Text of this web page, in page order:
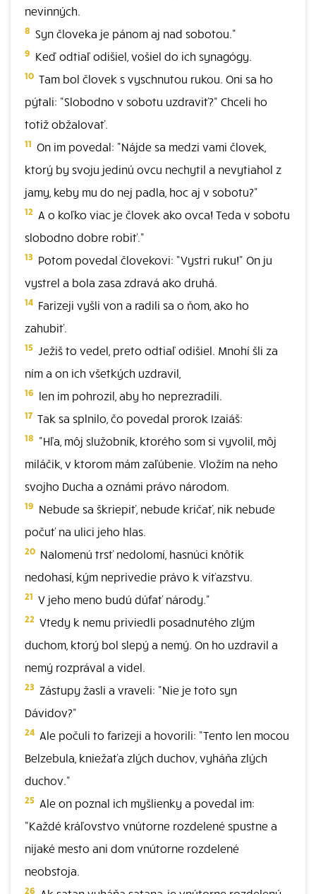
nevinných.
8 Syn človeka je pánom aj nad sobotou."
9 Keď odtiaľ odišiel, vošiel do ich synagógy.
10 Tam bol človek s vyschnutou rukou. Oni sa ho
pýtali: "Slobodno v sobotu uzdraviť?" Chceli ho
totiž obžalovať.
11 On im povedal: "Nájde sa medzi vami človek,
ktorý by svoju jedinú ovcu nechytil a nevytiahol z
jamy, keby mu do nej padla, hoc aj v sobotu?"
12 A o koľko viac je človek ako ovca! Teda v sobotu
slobodno dobre robiť."
13 Potom povedal človekovi: "Vystri ruku!" On ju
vystrel a bola zasa zdravá ako druhá.
14 Farizeji vyšli von a radili sa o ňom, ako ho
zahubiť.
15 Ježiš to vedel, preto odtiaľ odišiel. Mnohí šli za
ním a on ich všetkých uzdravil,
16 len im pohrozil, aby ho neprezradili.
17 Tak sa splnilo, čo povedal prorok Izaiáš:
18 "Hľa, môj služobník, ktorého som si vyvolil, môj
miláčik, v ktorom mám zaľúbenie. Vložím na neho
svojho Ducha a oznámi právo národom.
19 Nebude sa škriepiť, nebude kričať, nik nebude
počuť na ulici jeho hlas.
20 Nalomenú trsť nedolomí, hasnúci knôtik
nedohasí, kým neprivedie právo k víťazstvu.
21 V jeho meno budú dúfať národy."
22 Vtedy k nemu priviedli posadnutého zlým
duchom, ktorý bol slepý a nemý. On ho uzdravil a
nemý rozprával a videl.
23 Zástupy žasli a vraveli: "Nie je toto syn
Dávidov?"
24 Ale počuli to farizeji a hovorili: "Tento len mocou
Belzebula, kniežaťa zlých duchov, vyháňa zlých
duchov."
25 Ale on poznal ich myšlienky a povedal im:
"Každé kráľovstvo vnútorne rozdelené spustne a
nijaké mesto ani dom vnútorne rozdelené
neobstoja.
26